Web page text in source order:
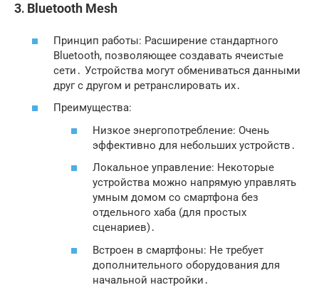
3․ Bluetooth Mesh
Принцип работы: Расширение стандартного
Bluetooth, позволяющее создавать ячеистые
сети․ Устройства могут обмениваться данными
друг с другом и ретранслировать их․
Преимущества:
Низкое энергопотребление: Очень
эффективно для небольших устройств․
Локальное управление: Некоторые
устройства можно напрямую управлять
умным домом со смартфона без
отдельного хаба (для простых
сценариев)․
Встроен в смартфоны: Не требует
дополнительного оборудования для
начальной настройки․